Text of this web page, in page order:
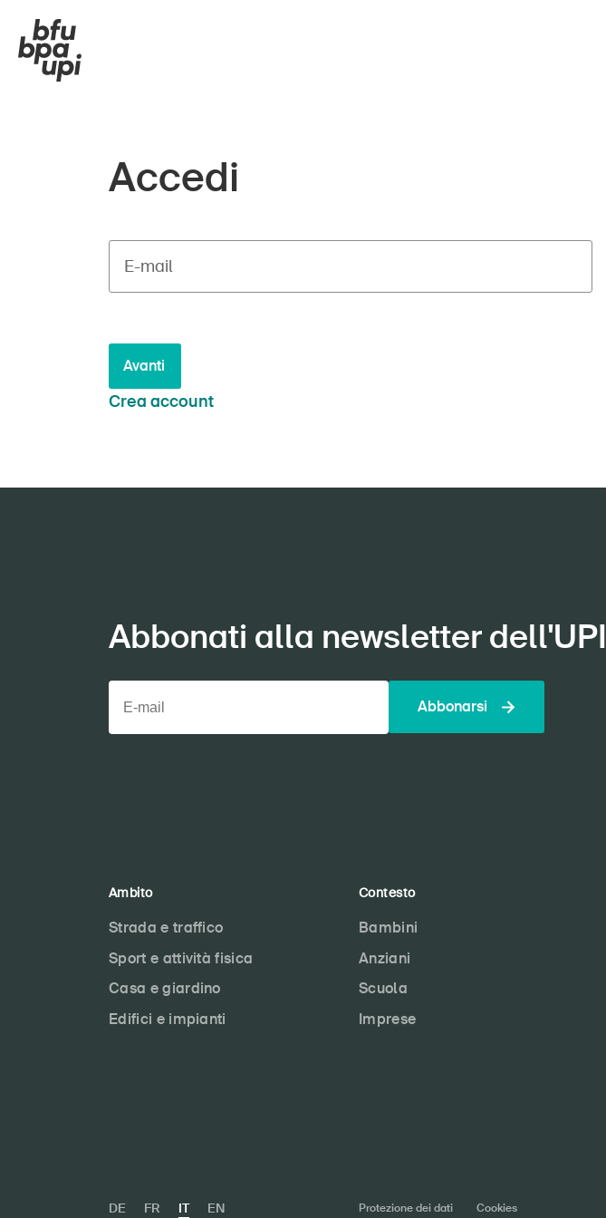
Accedi
E-mail
Avanti
Crea account
Abbonati alla newsletter dell'UPI
Abbonarsi
Ambito
Strada e traffico
Sport e attività fisica
Casa e giardino
Edifici e impianti
Contesto
Bambini
Anziani
Scuola
Imprese
DE FR IT EN Protezione dei dati Cookies